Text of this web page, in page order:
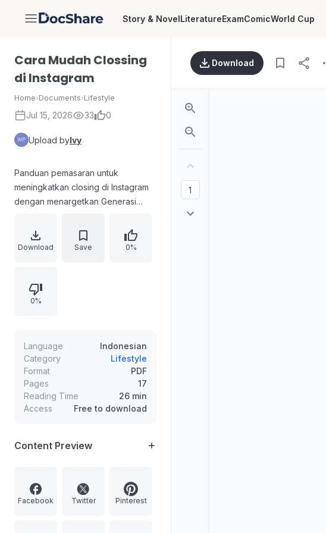
DocShare Story & NovelLiteratureExamComicWorld Cup
Cara Mudah Clossing
di Instagram
Home›Documents›Lifestyle
Jul 15, 2026 33 0
Upload byIvy
Panduan pemasaran untuk
meningkatkan closing di Instagram
dengan menargetkan Generasi
pentingnya fokus pada Instagram
karena dominasi pengguna usia 18–
termasuk penentuan harga
berdasarkan segmentasi
melalui teknik follow un follow untuk
mengonversi visitor menjadi
followers dan mendorong
penjualan.
Download Save 0%
0%
Language
Indonesian
Category
Lifestyle
Format
PDF
Pages
17
Reading Time
26 min
Access
Free to download
Content Preview
Facebook Twitter Pinterest
Download